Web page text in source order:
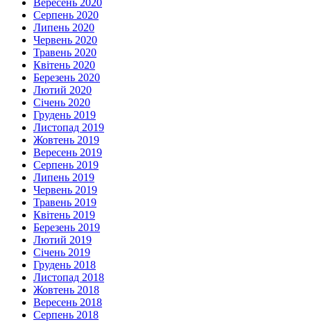
Вересень 2020
Серпень 2020
Липень 2020
Червень 2020
Травень 2020
Квітень 2020
Березень 2020
Лютий 2020
Січень 2020
Грудень 2019
Листопад 2019
Жовтень 2019
Вересень 2019
Серпень 2019
Липень 2019
Червень 2019
Травень 2019
Квітень 2019
Березень 2019
Лютий 2019
Січень 2019
Грудень 2018
Листопад 2018
Жовтень 2018
Вересень 2018
Серпень 2018